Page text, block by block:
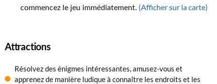
commencez le jeu immédiatement. (Afficher sur la carte)
Attractions
Résolvez des énigmes intéressantes, amusez-vous et
apprenez de manière ludique à connaître les endroits et les